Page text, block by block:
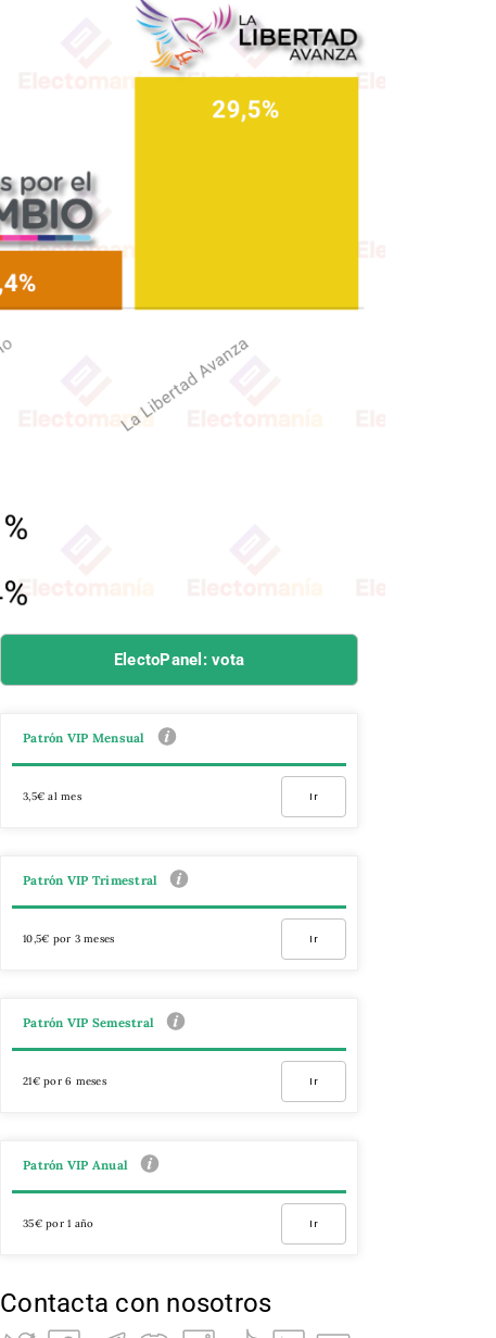
ElectoPanel: vota
Patrón VIP Mensual
3,5€ al mes Ir
Patrón VIP Trimestral
10,5€ por 3 meses Ir
Patrón VIP Semestral
21€ por 6 meses Ir
Patrón VIP Anual
35€ por 1 año Ir
Contacta con nosotros